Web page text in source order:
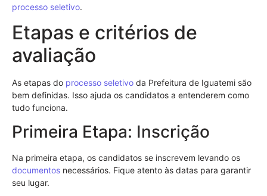
processo seletivo.
Etapas e critérios de
avaliação
As etapas do processo seletivo da Prefeitura de Iguatemi são
bem definidas. Isso ajuda os candidatos a entenderem como
tudo funciona.
Primeira Etapa: Inscrição
Na primeira etapa, os candidatos se inscrevem levando os
documentos necessários. Fique atento às datas para garantir
seu lugar.